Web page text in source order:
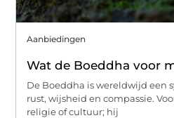
Aanbiedingen
Wat de Boeddha voor
De Boeddha is wereldwijd een
rust, wijsheid en compassie.
religie of cultuur; hij